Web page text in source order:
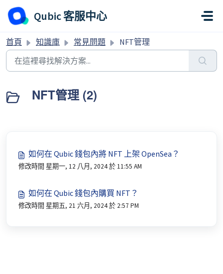
略過至主要內容
Qubic 客服中心
首頁 知識庫 常見問題 NFT管理
NFT管理 (2)
如何在 Qubic 錢包內將 NFT 上架 OpenSea？
修改時間 星期一, 12 八月, 2024 於 11:55 AM
如何在 Qubic 錢包內購買 NFT？
修改時間 星期五, 21 六月, 2024 於 2:57 PM